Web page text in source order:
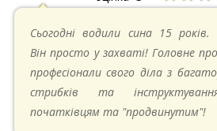
Сьогодні водили сина 15 років.
Він просто у захваті! Головне
професіонали свого діла з
стрибків та
початківцям та "продвинутим"!